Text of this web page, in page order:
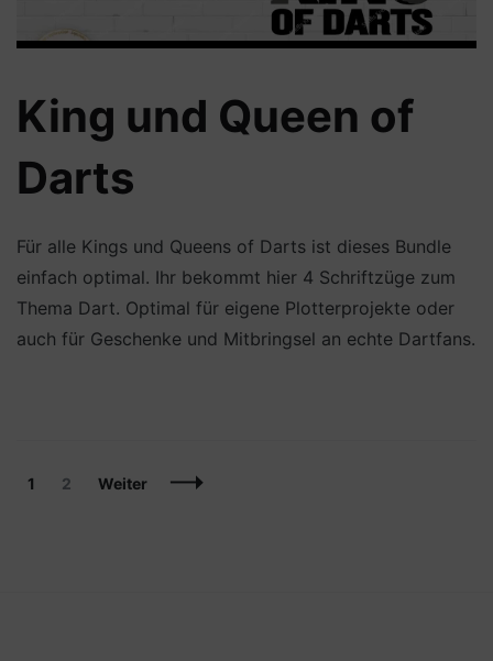
King und Queen of
Darts
Für alle Kings und Queens of Darts ist dieses Bundle
einfach optimal. Ihr bekommt hier 4 Schriftzüge zum
Thema Dart. Optimal für eigene Plotterprojekte oder
auch für Geschenke und Mitbringsel an echte Dartfans.
Beitragsnavigation
Seite
1 Seite
2 Weiter